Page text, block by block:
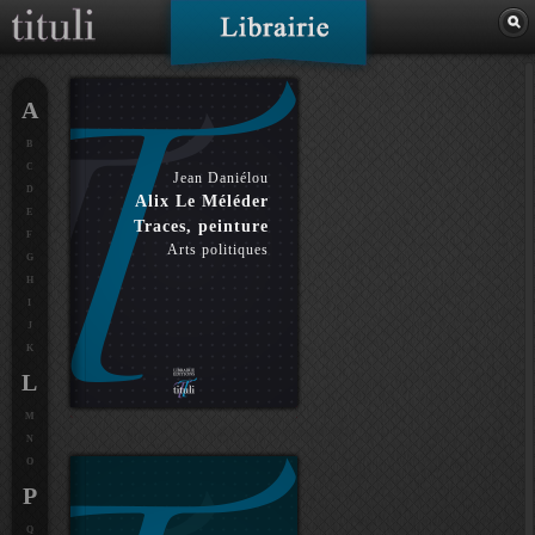
Jean Daniélou
Alix Le Méléder
Traces, peinture
Arts politiques
A
B
C
D
E
F
G
H
J
K
L
M
N
O
P
Q